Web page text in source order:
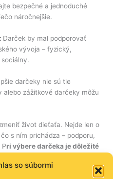
so súbormi
bezpečné a jednoduché
náročnejšie.
Darček by mal podporovať
vývoja – fyzický,
darčeky nie sú tie
alebo zážitkové darčeky môžu
život dieťaťa. Nejde len o
s ním prichádza – podporu,
ri výbere darčeka je dôležité
smiech a neoceniteľné